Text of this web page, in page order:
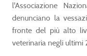
l'Associazione
denunciano la
fronte del più alto
veterinaria negli ultimi